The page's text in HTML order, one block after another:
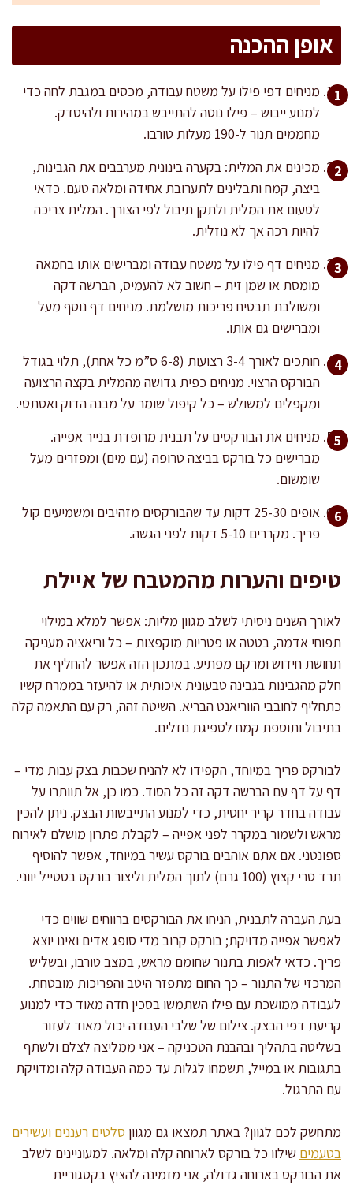
אופן ההכנה
מניחים דפי פילו על משטח עבודה, מכסים במגבת לחה כדי
למנוע ייבוש – פילו נוטה להתייבש במהירות ולהיסדק.
מחממים תנור ל-190 מעלות טורבו.
מכינים את המלית: בקערה בינונית מערבבים את הגבינות,
ביצה, קמח ותבלינים לתערובת אחידה ומלאה טעם. כדאי
לטעום את המלית ולתקן תיבול לפי הצורך. המלית צריכה
להיות רכה אך לא נוזלית.
מניחים דף פילו על משטח עבודה ומברישים אותו בחמאה
מומסת או שמן זית – חשוב לא להעמיס, הברשה דקה
ומשולבת תבטיח פריכות מושלמת. מניחים דף נוסף מעל
ומברישים גם אותו.
חותכים לאורך 3-4 רצועות (6-8 ס”מ כל אחת), תלוי בגודל
הבורקס הרצוי. מניחים כפית גדושה מהמלית בקצה הרצועה
ומקפלים למשולש – כל קיפול שומר על מבנה הדוק ואסתטי.
מניחים את הבורקסים על תבנית מרופדת בנייר אפייה.
מברישים כל בורקס בביצה טרופה (עם מים) ומפזרים מעל
שומשום.
אופים 25-30 דקות עד שהבורקסים מזהיבים ומשמיעים קול
פריך. מקררים 5-10 דקות לפני הגשה.
טיפים והערות מהמטבח של איילת
לאורך השנים ניסיתי לשלב מגוון מליות: אפשר למלא במילוי
תפוחי אדמה, בטטה או פטריות מוקפצות – כל וריאציה מעניקה
תחושת חידוש ומרקם מפתיע. במתכון הזה אפשר להחליף את
חלק מהגבינות בגבינה טבעונית איכותית או להיעזר בממרח קשיו
כתחליף לחובבי הווריאנט הבריא. השיטה זהה, רק עם התאמה קלה
בתיבול ותוספת קמח לספיגת נוזלים.
לבורקס פריך במיוחד, הקפידו לא להניח שכבות בצק עבות מדי –
דף על דף עם הברשה דקה זה כל הסוד. כמו כן, אל תוותרו על
עבודה בחדר קריר יחסית, כדי למנוע התייבשות הבצק. ניתן להכין
מראש ולשמור במקרר לפני אפייה – לקבלת פתרון מושלם לאירוח
ספונטני. אם אתם אוהבים בורקס עשיר במיוחד, אפשר להוסיף
תרד טרי קצוץ (100 גרם) לתוך המלית וליצור בורקס בסטייל יווני.
בעת העברה לתבנית, הניחו את הבורקסים ברווחים שווים כדי
לאפשר אפייה מדויקת; בורקס קרוב מדי סופג אדים ואינו יוצא
פריך. כדאי לאפות בתנור שחומם מראש, במצב טורבו, ובשליש
המרכזי של התנור – כך החום מתפזר היטב והפריכות מובטחת.
לעבודה ממושכת עם פילו השתמשו בסכין חדה מאוד כדי למנוע
קריעת דפי הבצק. צילום של שלבי העבודה יכול מאוד לעזור
בשליטה בתהליך ובהבנת הטכניקה – אני ממליצה לצלם ולשתף
בתגובות או במייל, תשמחו לגלות עד כמה העבודה קלה ומדויקת
עם התרגול.
מתחשק לכם לגוון? באתר תמצאו גם מגוון סלטים רעננים ועשירים
בטעמים שילוו כל בורקס לארוחה קלה ומלאה. למעוניינים לשלב
את הבורקס בארוחה גדולה, אני מזמינה להציץ בקטגוריית